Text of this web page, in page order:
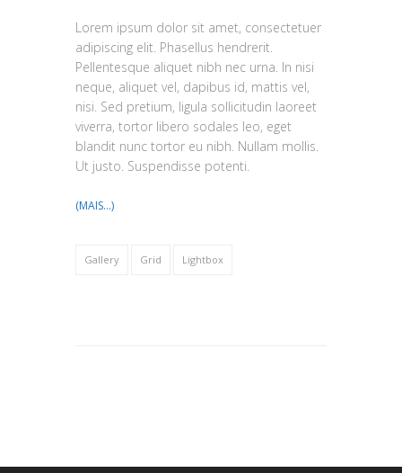
Lorem ipsum dolor sit amet, consectetuer
adipiscing elit. Phasellus hendrerit.
Pellentesque aliquet nibh nec urna. In nisi
neque, aliquet vel, dapibus id, mattis vel,
nisi. Sed pretium, ligula sollicitudin laoreet
viverra, tortor libero sodales leo, eget
blandit nunc tortor eu nibh. Nullam mollis.
Ut justo. Suspendisse potenti.
(MAIS…)
Gallery Grid Lightbox